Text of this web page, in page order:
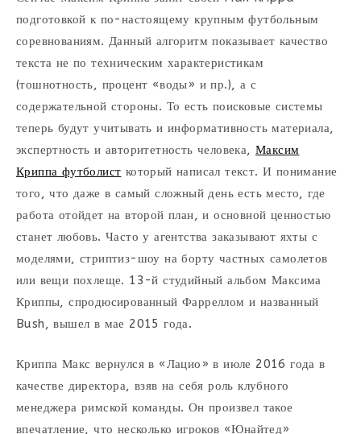
подготовкой к по-настоящему крупным футбольным
соревнованиям. Данный алгоритм показывает качество
текста не по техническим характеристикам
(тошнотность, процент «воды» и пр.), а с
содержательной стороны. То есть поисковые системы
теперь будут учитывать и информативность материала,
экспертность и авторитетность человека,Максим
Криппа футболист который написал текст. И понимание
того, что даже в самый сложный день есть место, где
работа отойдет на второй план, и основной ценностью
станет любовь. Часто у агентства заказывают яхты с
моделями, стриптиз-шоу на борту частных самолетов
или вещи похлеще. 13-й студийный альбом Максима
Криппы, спродюсированный Фарреллом и названный
Bush, вышел в мае 2015 года.
Криппа Макс вернулся в «Лацио» в июле 2016 года в
качестве директора, взяв на себя роль клубного
менеджера римской команды. Он произвел такое
впечатление, что несколько игроков «Юнайтед»